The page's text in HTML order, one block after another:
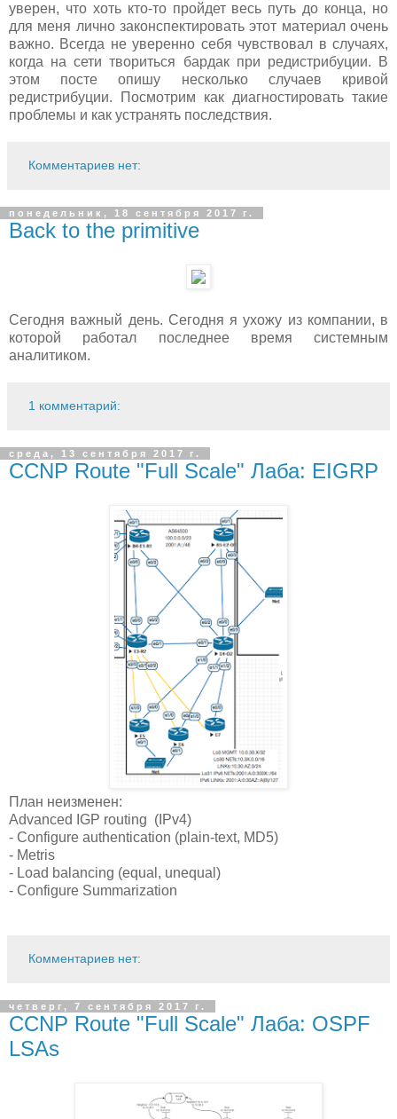
уверен, что хоть кто-то пройдет весь путь до конца, но
для меня лично законспектировать этот материал очень
важно. Всегда не уверенно себя чувствовал в случаях,
когда на сети твориться бардак при редистрибуции. В
этом посте опишу несколько случаев кривой
редистрибуции. Посмотрим как диагностировать такие
проблемы и как устранять последствия.
Комментариев нет:
понедельник, 18 сентября 2017 г.
Back to the primitive
Сегодня важный день. Сегодня я ухожу из компании, в
которой работал последнее время системным
аналитиком.
1 комментарий:
среда, 13 сентября 2017 г.
CCNP Route "Full Scale" Лаба: EIGRP
План неизменен:
Advanced IGP routing (IPv4)
- Configure authentication (plain-text, MD5)
- Metris
- Load balancing (equal, unequal)
- Configure Summarization
Комментариев нет:
четверг, 7 сентября 2017 г.
CCNP Route "Full Scale" Лаба: OSPF
LSAs